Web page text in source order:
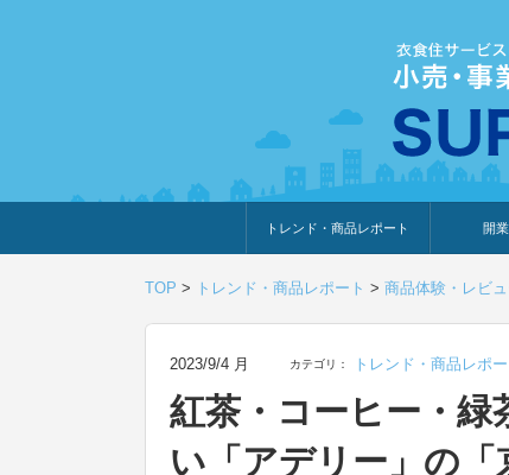
トレンド・商品レポート
トレンド・特集
人気ランキング
出展企業のおすすめ
商品体験・レビュー
暮らしの提案
開
開業まで
開業知識
TOP > トレンド・商品レポート > 商品体験・レビ
2023/9/4 月 カテゴリ： トレンド・商品レポー
紅茶・コーヒー・緑
い「アデリー」の